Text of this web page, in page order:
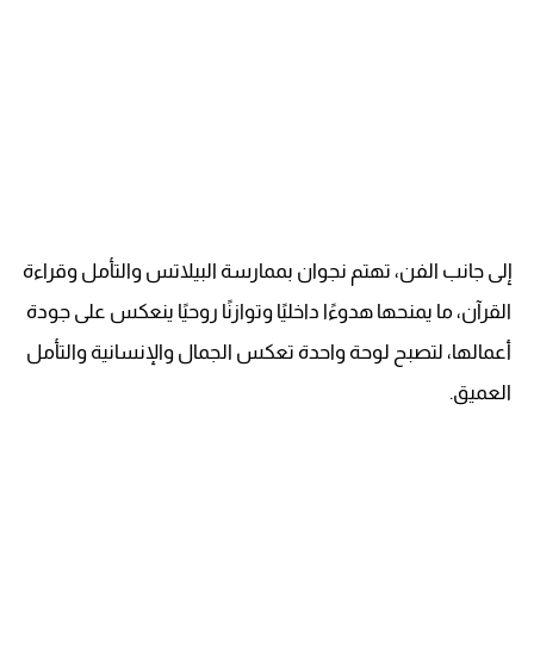
إلى جانب الفن، تهتم نجوان بممارسة البيلاتس والتأمل وقراءة
القرآن، ما يمنحها هدوءًا داخليًا وتوازنًا روحيًا ينعكس على جودة
أعمالها، لتصبح لوحة واحدة تعكس الجمال والإنسانية والتأمل
العميق.